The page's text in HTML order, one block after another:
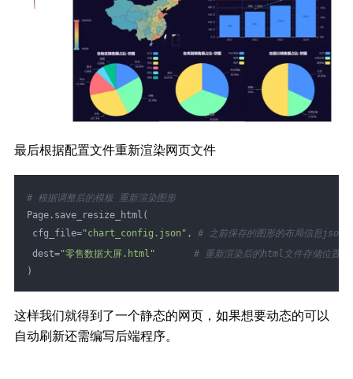
最后根据配置文件重新渲染网页文件
# 根据调整后的模板 重新渲染图形
Page.save_resize_html(
cfg_file="chart_config.json" , # 之前保存的图形的布局信息json
dest="零售数据大屏.html"
# 重新渲染后的html文件存储位置
)
这样我们就得到了一个静态的网页，如果想要动态的可以
自动刷新还需编写后端程序。